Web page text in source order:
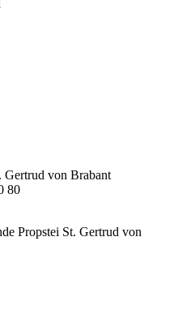
Gertrud von Brabant
80
Propstei St. Gertrud von